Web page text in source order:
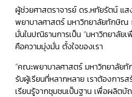
ผู้ช่วยศาสตราจารย์ ดร.หทัยรัตน์ แส
พยาบาลศาสตร์ มหาวิทยาลัยทักษิณ
มั่นในปณิธานการเป็น “มหาวิทยาลัย
คือความมุ่งมั่น ตั้งใจของเรา
“คณะพยาบาลศาสตร์ มหาวิทยาลัย
รับผู้เรียนที่หลากหลาย เราต้องการ
เรียนรู้จากชุมชนเป็นฐาน เพื่อผลิต